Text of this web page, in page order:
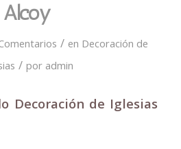
Alcoy
/ en Decoración de
/ por admin
o Decoración de Iglesias